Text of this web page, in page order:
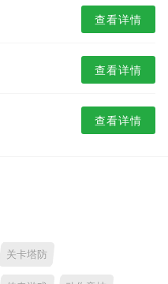
查看详情
查看详情
查看详情
关卡塔防